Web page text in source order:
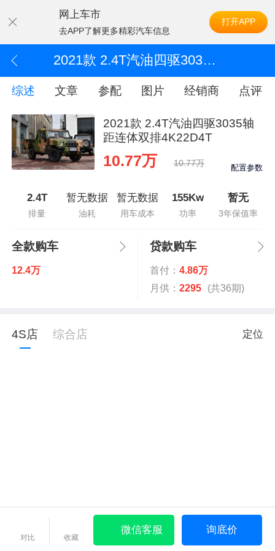
网上车市
去APP了解更多精彩汽车信息
打开APP
2021款 2.4T汽油四驱3035轴距连体双排4K22D4T
综述 文章 参配 图片 经销商 点评
2021款 2.4T汽油四驱3035轴
距连体双排4K22D4T
10.77万 10.77万 配置参数
2.4T
排量
暂无数据
油耗
暂无数据
用车成本
155Kw
功率
暂无
3年保值率
全款购车
12.4万
贷款购车
首付： 4.86万
月供： 2295 (共36期)
4S店 综合店 定位
对比 收藏
微信客服 询底价